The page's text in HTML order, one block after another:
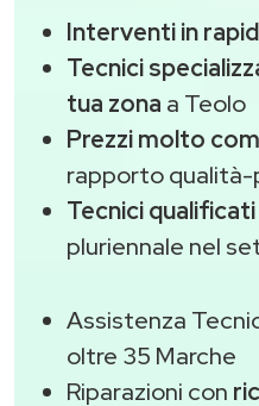
Interventi in
Tecnici
tua zona a Teolo
Prezzi molto
rapporto qualità-
Tecnici qualificati
pluriennale nel
Assistenza
oltre 35 Marche
Riparazioni con